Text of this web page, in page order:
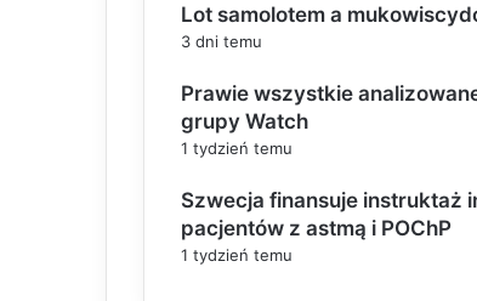
Lot samolotem a
3 dni temu
Prawie wszystkie
grupy Watch
1 tydzień temu
Szwecja finansuje instruktaż
pacjentów z astmą i POChP
1 tydzień temu